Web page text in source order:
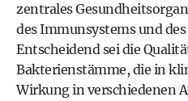
zentrales
des Immunsystems und
Entscheidend sei die
Bakterienstämme, die in
Wirkung in verschiedenen